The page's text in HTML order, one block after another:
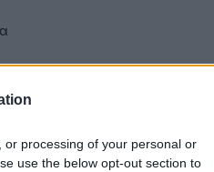
processing of your personal or
use the below opt-out section to